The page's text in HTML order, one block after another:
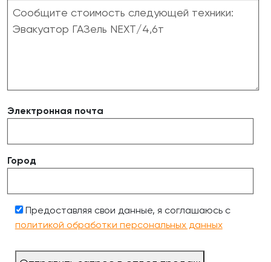
Электронная почта
Город
Предоставляя свои данные, я соглашаюсь с
политикой обработки персональных данных